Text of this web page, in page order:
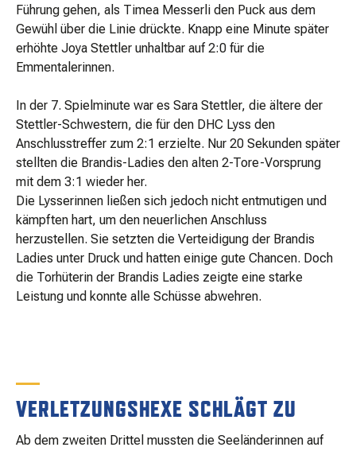
Führung gehen, als Timea Messerli den Puck aus dem
Gewühl über die Linie drückte. Knapp eine Minute später
erhöhte Joya Stettler unhaltbar auf 2:0 für die
Emmentalerinnen.
In der 7. Spielminute war es Sara Stettler, die ältere der
Stettler-Schwestern, die für den DHC Lyss den
Anschlusstreffer zum 2:1 erzielte. Nur 20 Sekunden später
stellten die Brandis-Ladies den alten 2-Tore-Vorsprung
mit dem 3:1 wieder her.
Die Lysserinnen ließen sich jedoch nicht entmutigen und
kämpften hart, um den neuerlichen Anschluss
herzustellen. Sie setzten die Verteidigung der Brandis
Ladies unter Druck und hatten einige gute Chancen. Doch
die Torhüterin der Brandis Ladies zeigte eine starke
Leistung und konnte alle Schüsse abwehren.
VERLETZUNGSHEXE SCHLÄGT ZU
Ab dem zweiten Drittel mussten die Seeländerinnen auf